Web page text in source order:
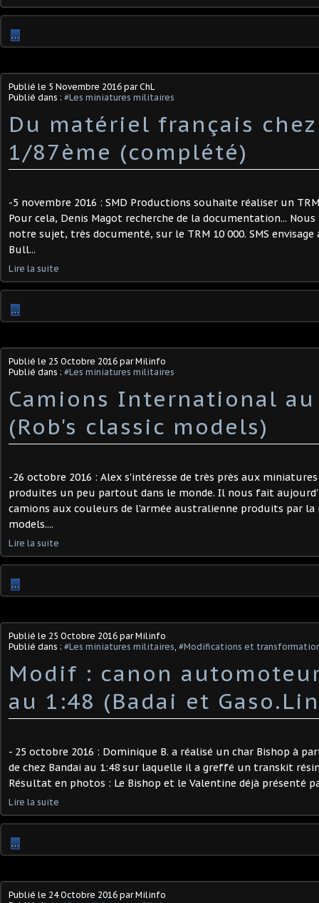
…
Publié le 5 Novembre 2016 par ChL
Publié dans : #Les miniatures militaires
Du matériel français chez
1/87ème (complété)
-5 novembre 2016 : SMD Productions souhaite réaliser un TRM
Pour cela, Denis Magot recherche de la documentation...
notre sujet, très documenté, sur le TRM 10 000. SMS
Bull...
Lire la suite
…
Publié le 25 Octobre 2016 par Milinfo
Publié dans : #Les miniatures militaires
Camions International
(Rob's classic models)
-26 octobre 2016 : Alex s'intéresse de très près aux
produites un peu partout dans le monde. Il nous fait
camions aux couleurs de l'armée australienne produits par la
models....
Lire la suite
…
Publié le 25 Octobre 2016 par Milinfo
Publié dans : #Les miniatures militaires, #Modifications et
Modif : canon
au 1:48 (Badai et
- 25 octobre 2016 : Dominique B. a réalisé un char Bishop à
de chez Bandai au 1:48 sur laquelle il a greffé un transkit
Résultat en photos : Le Bishop et le Valentine déjà présenté
Lire la suite
…
Publié le 24 Octobre 2016 par Milinfo